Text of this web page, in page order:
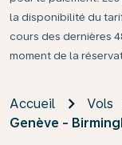
la disponibilité du
cours des dernières
moment de la
Accueil Vols
Genève -